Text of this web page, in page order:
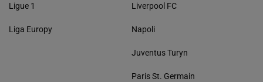
Ligue 1
Liga Europy
Liverpool FC
Napoli
Juventus Turyn
Paris St. Germain